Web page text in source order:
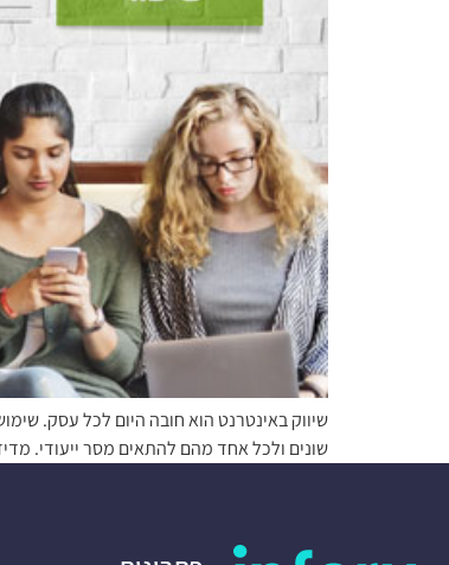
שיווק באינטרנט הוא חובה היום לכל עסק.
שונים ולכל אחד מהם להתאים מסר ייעודי.